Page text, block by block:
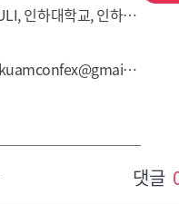
인천국제공항, 항공우주산학융합원, ULI, 인하대학교, 인하대학교 이차전지 특성화대학 사업단, 인천경제자유구역청, 한국우주항공산업협회, 한국자동차모빌리티산업협회, 한국산업기술시험원, 강원특별자치도경제진흥원, 국립강릉원주대학교, Stanford Center at the Incheon Global Campus, 인천창조경제혁신센터, 한국교통연구원, 인천테크노파크
연락처:01039970420 / 이메일:2025kuamconfex@gmail.com
댓글